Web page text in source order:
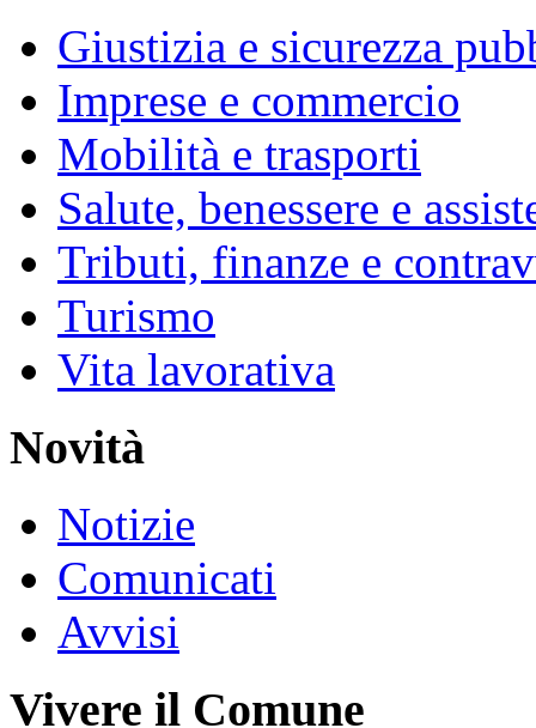
Giustizia e sicurezza
Imprese e commercio
Mobilità e trasporti
Salute, benessere e
Tributi, finanze e
Turismo
Vita lavorativa
Novità
Notizie
Comunicati
Avvisi
Vivere il Comune